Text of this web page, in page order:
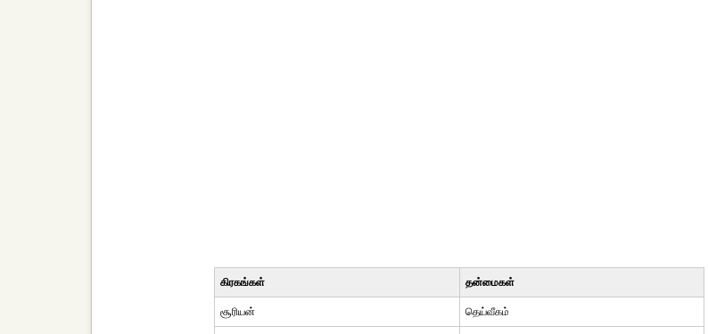
கிரகங்கள் தன்மைகள்
சூரியன் தெய்வீகம்